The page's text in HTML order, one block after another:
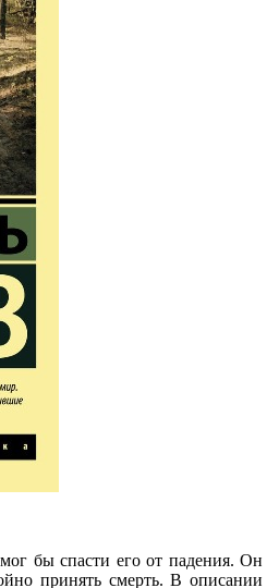
бы спасти его от падения. Он
принять смерть. В описании